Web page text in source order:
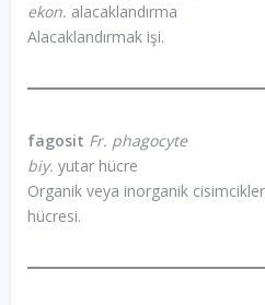
ekon. alacaklandırma
Alacaklandırmak işi.
fagosit Fr. phagocyte
biy. yutar hücre
Organik veya inorganik
hücresi.